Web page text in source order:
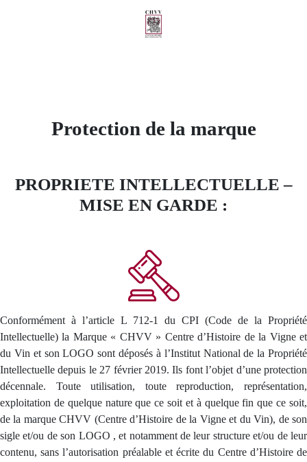
Protection de la marque
PROPRIETE INTELLECTUELLE –
MISE EN GARDE :
Conformément à l’article L 712-1 du CPI (Code de la Propriété
Intellectuelle) la Marque « CHVV » Centre d’Histoire de la Vigne et
du Vin et son LOGO sont déposés à l’Institut National de la Propriété
Intellectuelle depuis le 27 février 2019. Ils font l’objet d’une protection
décennale. Toute utilisation, toute reproduction, représentation,
exploitation de quelque nature que ce soit et à quelque fin que ce soit,
de la marque CHVV (Centre d’Histoire de la Vigne et du Vin), de son
sigle et/ou de son LOGO , et notamment de leur structure et/ou de leur
contenu, sans l’autorisation préalable et écrite du Centre d’Histoire de